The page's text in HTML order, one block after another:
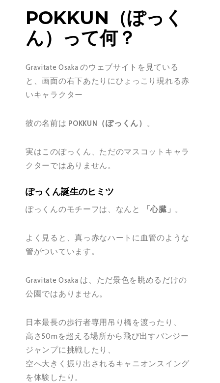
POKKUN（ぽっく
ん）って何？
Gravitate Osaka のウェブサイトを見ている
と、画面の右下あたりにひょっこり現れる赤
いキャラクター
彼の名前は POKKUN（ぽっくん） 。
実はこのぽっくん、ただのマスコットキャラ
クターではありません。
ぽっくん誕生のヒミツ
ぽっくんのモチーフは、なんと 「心臓」 。
よく見ると、真っ赤なハートに血管のような
管がついています。
Gravitate Osaka は、ただ景色を眺めるだけの
公園ではありません。
日本最長の歩行者専用吊り橋を渡ったり、
高さ50mを超える場所から飛び出すバンジー
ジャンプに挑戦したり、
空へ大きく振り出されるキャニオンスイング
を体験したり。